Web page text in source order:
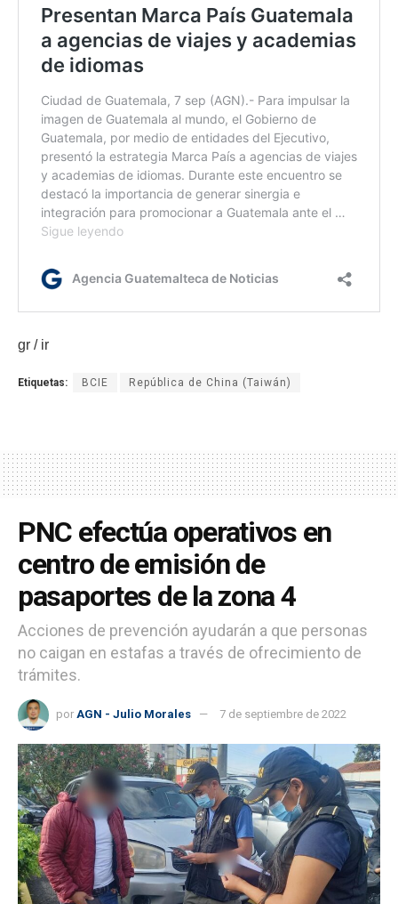
gr / ir
Etiquetas: BCIE República de China (Taiwán)
PNC efectúa operativos en
centro de emisión de
pasaportes de la zona 4
Acciones de prevención ayudarán a que personas
no caigan en estafas a través de ofrecimiento de
trámites.
por AGN - Julio Morales 7 de septiembre de 2022